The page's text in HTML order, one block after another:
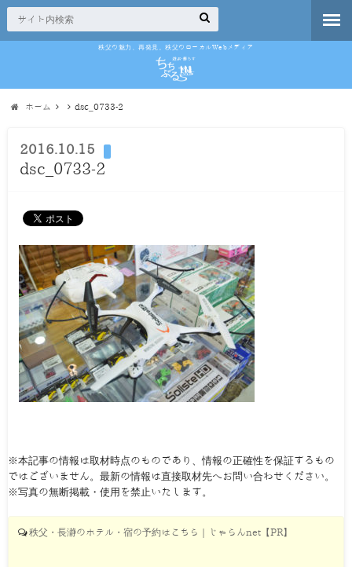
秩父の魅力、再発見。秩父のローカルWebメディア
ホーム dsc_0733-2
2016.10.15
dsc_0733-2
※本記事の情報は取材時点のものであり、情報の正確性を保証するもの
ではございません。最新の情報は直接取材先へお問い合わせください。
※写真の無断掲載・使用を禁止いたします。
秩父・長瀞のホテル・宿の予約はこちら｜じゃらんnet【PR】